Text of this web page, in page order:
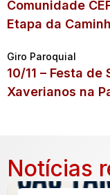
Comunidade
Etapa da
Giro Paroquial
10/11 – Festa
Xaverianos na
Notícias